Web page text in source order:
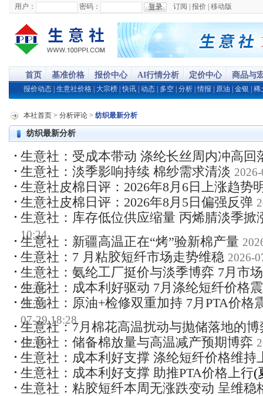
用户： 密码： 订阅 报价 移动版
首页 基准价格 报价中心 AI行情分析 定价中心 商品与
报价动态 生意社价格 大宗榜 |快讯 动态 多空 分析 |情报 原油 金银 稀
本社首页 > 分析评论 > 纺织最新分析
纺织最新分析
生意社：受成本带动 涤纶长丝周内冲高回
生意社：淡季影响持续 棉纱需求清淡
生意社皮棉日评：2026年8月6日上涨趋势
生意社皮棉日评：2026年8月5日偏强反弹
生意社：库存低位供应缩量 丙烯腈淡季掀
10:24
生意社：新疆高温正在“烤”验新棉产量
生意社：7 月粘胶短纤市场走势维稳 2026-
生意社：氨纶工厂挺价与淡季博弈 7月市
22:06
生意社：成本利好驱动 7月涤纶短纤价格
21:34
生意社：原油+检修双重加持 7月PTA价格
07-29 18:28
生意社：7月棉花高温扰动与抛储落地的博
17:19
生意社：储备棉放量与高温减产预期博弈
生意社：成本利好支撑 涤纶短纤价格维持
生意社：成本利好支撑 助推PTA价格上行(
生意社：粘胶短纤本周无涨跌变动 呈维稳